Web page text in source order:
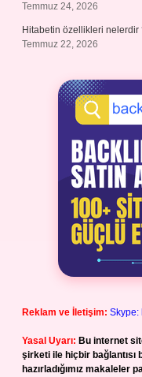
Temmuz 24, 2026
Hitabetin özellikleri nelerdir
Temmuz 22, 2026
Reklam ve İletişim: Skype:
Yasal Uyarı: Bu internet
şirketi ile hiçbir bağlantısı
hazırladığımız makaleler